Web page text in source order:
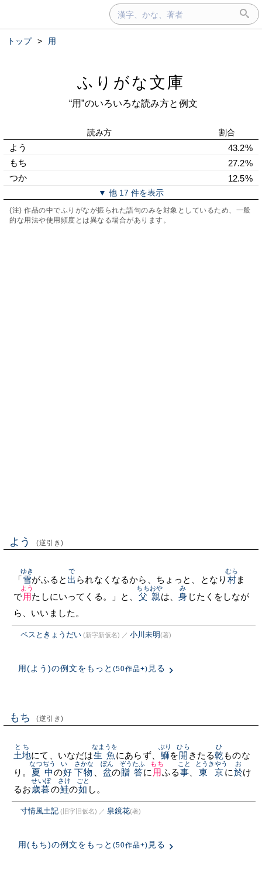
トップ > 用
ふりがな文庫
“用”のいろいろな読み方と例文
読み方 割合
よう
43.2%
もち
27.2%
つか
12.5%
▼ 他 17 件を表示
(注) 作品の中でふりがなが振られた語句のみを対象としているため、一般
的な用法や使用頻度とは異なる場合があります。
よう (逆引き)
「雪
ゆき
がふると 出
で
られなくなるから、ちょっと、となり 村
むら
ま
で用
よう
たしにいってくる。」と、 父親
ちちおや
は、身
み
じたくをしなが
ら、いいました。
ペスときょうだい (新字新仮名) ／ 小川未明(著)
用(よう)の例文をもっと (50作品+) 見る
もち (逆引き)
土地
とち
にて、いなだは生魚
なまうを
にあらず、 鰤
ぶり
を開
ひら
きたる乾
ひ
ものな
り。 夏中
なつぢう
の好
いゝ
下物
さかな
盆
ぼん
の贈答
ぞうたふ
に 用
もち
ふる事
こと
東京
とうきやう
に於
お
け
るお歳暮
せいぼ
の鮭
さけ
の如
ごと
し。
寸情風土記 (旧字旧仮名) ／ 泉鏡花(著)
用(もち)の例文をもっと (50作品+) 見る